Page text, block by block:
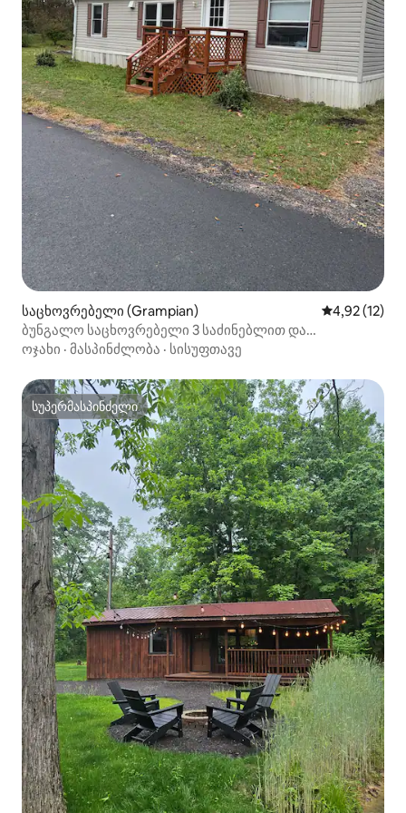
საცხოვრებელი (Grampian) საშუალო
4,92 (12)
ბუნგალო საცხოვრებელი 3 საძინებლით და
2 სააბაზანოთი
ოჯახი · მასპინძლობა · სისუფთავე
სუპერმასპინძელი
სუპერმასპინძელი